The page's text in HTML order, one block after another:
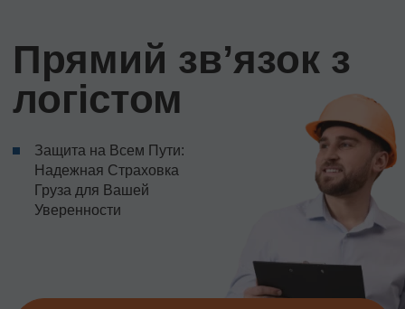
Прямий звʼязок з
логістом
Защита на Всем Пути:
Надежная Страховка
Груза для Вашей
Уверенности